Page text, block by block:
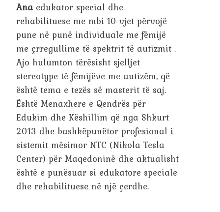
Ana edukator special dhe
rehabilituese me mbi 10 vjet përvojë
pune në punë individuale me fëmijë
me çrregullime të spektrit të autizmit .
Ajo hulumton tërësisht sjelljet
stereotype të fëmijëve me autizëm, që
është tema e tezës së masterit të saj.
Është Menaxhere e Qendrës për
Edukim dhe Këshillim që nga Shkurt
2013 dhe bashkëpunëtor profesional i
sistemit mësimor NTC (Nikola Tesla
Center) për Maqedoninë dhe aktualisht
është e punësuar si edukatore speciale
dhe rehabilituese në një çerdhe.